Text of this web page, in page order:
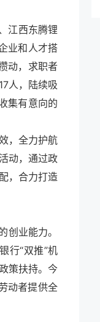
江西东腾锂
业和人才搭
动，求职者
人，陆续吸
集有意向的
，全力护航
动，通过政
，合力打造
创业能力。
行“双推”机
策扶持。今
动者提供全